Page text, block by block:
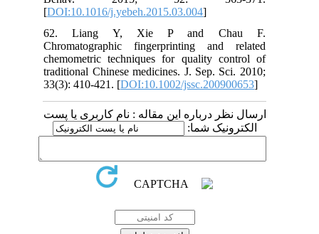
[DOI:10.1016/j.yebeh.2015.03.004
62. Liang Y, Xie P and Chau F.
Chromatographic fingerprinting and related
chemometric techniques for quality control of
traditional Chinese medicines. J. Sep. Sci. 2010;
33(3): 410-421. [DOI:10.1002/jssc.200900653
ارسال نظر درباره این مقاله : نام کاربری یا پست
الکترونیک شما: